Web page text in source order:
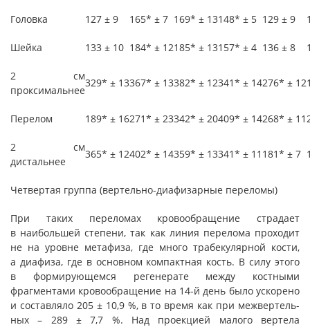
Головка 127 ± 9 165* ± 7 169* ± 13148* ± 5 129 ± 9
Шейка 133 ± 10 184* ± 12185* ± 13157* ± 4 136 ± 8
2 см
проксимальнее
329* ± 13367* ± 13382* ± 12341* ± 14276* ± 12
Перелом 189* ± 16271* ± 23342* ± 20409* ± 14268* ± 11
2 см
дистальнее
365* ± 12402* ± 14359* ± 13341* ± 11 181* ± 7
Четвертая группа (вертельно-диафизарные переломы)
При таких переломах кровообращение страдает
в наибольшей степени, так как линия перелома проходит
не на уровне метафиза, где много трабекулярной кости,
а диафиза, где в основном компактная кость. В силу этого
в формирующемся регенерате между костными
фрагментами кровообращение на 14-й день было ускорено
и составляло 205 ± 10,9 %, в то время как при межвертель-
ных – 289 ± 7,7 %. Над проекцией малого вертела